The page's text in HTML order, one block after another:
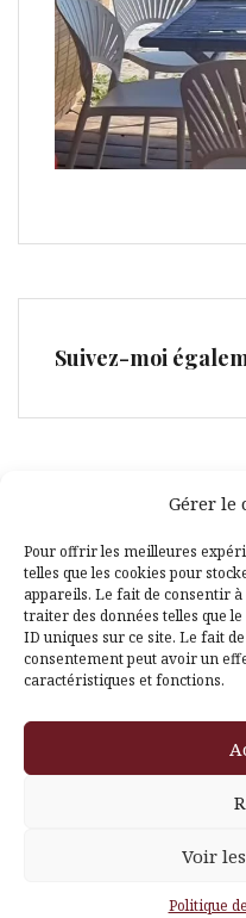
Gérer le
Pour offrir les meilleures
telles que les cookies pour
appareils. Le fait de consentir
traiter des données telles que
ID uniques sur ce site. Le fait
consentement peut avoir un
caractéristiques et fonctions.
Voir
Politique
Suivez-moi